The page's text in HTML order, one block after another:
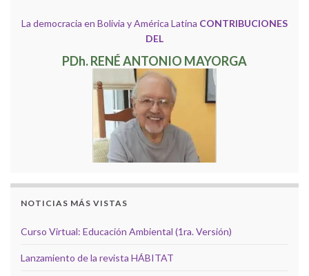
La democracia en Bolivia y América Latina CONTRIBUCIONES
DEL
PDh. RENÉ ANTONIO MAYORGA
NOTICIAS MÁS VISTAS
Curso Virtual: Educación Ambiental (1ra. Versión)
Lanzamiento de la revista HÁBITAT